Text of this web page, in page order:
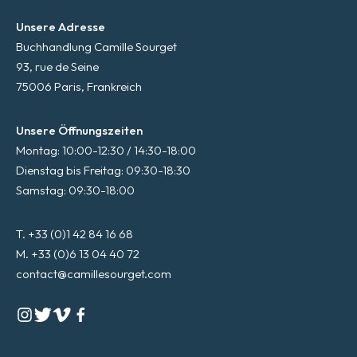
Unsere Adresse
Buchhandlung Camille Sourget
93, rue de Seine
75006 Paris, Frankreich
Unsere Öffnungszeiten
Montag: 10:00-12:30 / 14:30-18:00
Dienstag bis Freitag: 09:30-18:30
Samstag: 09:30-18:00
T. +33 (0)1 42 84 16 68
M. +33 (0)6 13 04 40 72
contact@camillesourget.com